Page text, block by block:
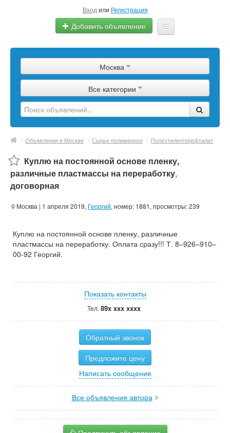
Вход или Регистрация
Добавить объявление
Сырье
Изделия
Оборудование
Услуги
Еще
Москва
Все категории
/ Объявления в Москве / Сырье полимерное / Полиэтилентерефталат
Куплю на постоянной основе пленку,
различные пластмассы на переработку,
договорная
Москва | 1 апреля 2019, Георгий, номер: 1881, просмотры: 239
Куплю на постоянной основе пленку, различные
пластмассы на переработку. Оплата сразу!!! Т. 8–926–910–
00-92 Георгий.
Показать контакты
Тел. 89x xxx xxxx
Обратный звонок
Предложите цену
Написать сообщение
Все объявления автора